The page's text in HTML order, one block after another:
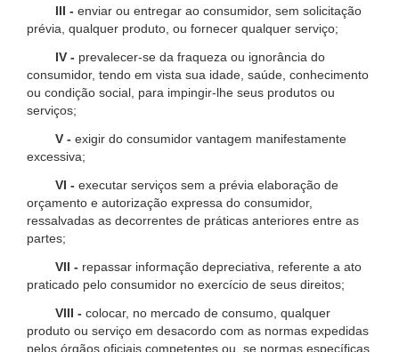
III - enviar ou entregar ao consumidor, sem solicitação
prévia, qualquer produto, ou fornecer qualquer serviço;
IV - prevalecer-se da fraqueza ou ignorância do
consumidor, tendo em vista sua idade, saúde, conhecimento
ou condição social, para impingir-lhe seus produtos ou
serviços;
V - exigir do consumidor vantagem manifestamente
excessiva;
VI - executar serviços sem a prévia elaboração de
orçamento e autorização expressa do consumidor,
ressalvadas as decorrentes de práticas anteriores entre as
partes;
VII - repassar informação depreciativa, referente a ato
praticado pelo consumidor no exercício de seus direitos;
VIII - colocar, no mercado de consumo, qualquer
produto ou serviço em desacordo com as normas expedidas
pelos órgãos oficiais competentes ou, se normas específicas